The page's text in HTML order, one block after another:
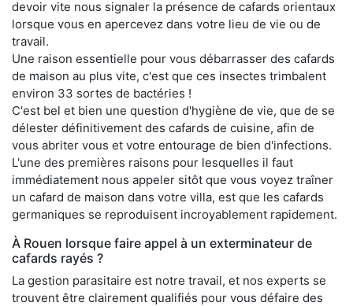
devoir vite nous signaler la présence de cafards orientaux
lorsque vous en apercevez dans votre lieu de vie ou de
travail.
Une raison essentielle pour vous débarrasser des cafards
de maison au plus vite, c'est que ces insectes trimbalent
environ 33 sortes de bactéries !
C'est bel et bien une question d'hygiène de vie, que de se
délester définitivement des cafards de cuisine, afin de
vous abriter vous et votre entourage de bien d'infections.
L'une des premières raisons pour lesquelles il faut
immédiatement nous appeler sitôt que vous voyez traîner
un cafard de maison dans votre villa, est que les cafards
germaniques se reproduisent incroyablement rapidement.
À Rouen lorsque faire appel à un exterminateur de
cafards rayés ?
La gestion parasitaire est notre travail, et nos experts se
trouvent être clairement qualifiés pour vous défaire des